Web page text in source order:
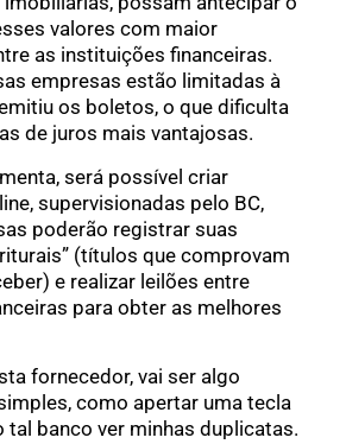
valores com maior
as instituições financeiras.
empresas estão limitadas à
os boletos, o que dificulta
de juros mais vantajosas.
será possível criar
supervisionadas pelo BC,
poderão registrar suas
(títulos que comprovam
e realizar leilões entre
para obter as melhores
fornecedor, vai ser algo
como apertar uma tecla
tal banco ver minhas duplicatas.